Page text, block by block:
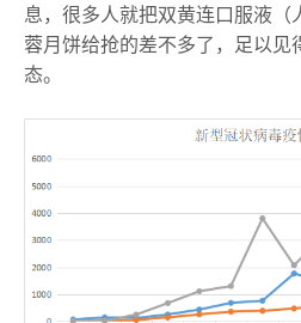
息，很多人就把双黄连口服液（
蓉月饼给抢的差不多了，足以见
态。